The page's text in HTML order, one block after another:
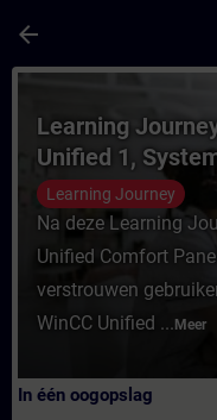
arrow_back
Cursus -
Learning
Unified 1,
Learning Journey
Na deze Learning
Unified Comfort
verstrouwen
WinCC Unified ... Meer
In één oogopslag